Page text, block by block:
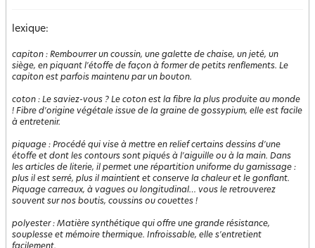
lexique:
capiton : Rembourrer un coussin, une galette de chaise, un jeté, un
siège, en piquant l'étoffe de façon à former de petits renflements. Le
capiton est parfois maintenu par un bouton.
coton : Le saviez-vous ? Le coton est la fibre la plus produite au monde
! Fibre d'origine végétale issue de la graine de gossypium, elle est facile
à entretenir.
piquage : Procédé qui vise à mettre en relief certains dessins d'une
étoffe et dont les contours sont piqués à l'aiguille ou à la main. Dans
les articles de literie, il permet une répartition uniforme du garnissage :
plus il est serré, plus il maintient et conserve la chaleur et le gonflant.
Piquage carreaux, à vagues ou longitudinal… vous le retrouverez
souvent sur nos boutis, coussins ou couettes !
polyester: Matière synthétique qui offre une grande résistance,
souplesse et mémoire thermique. Infroissable, elle s'entretient